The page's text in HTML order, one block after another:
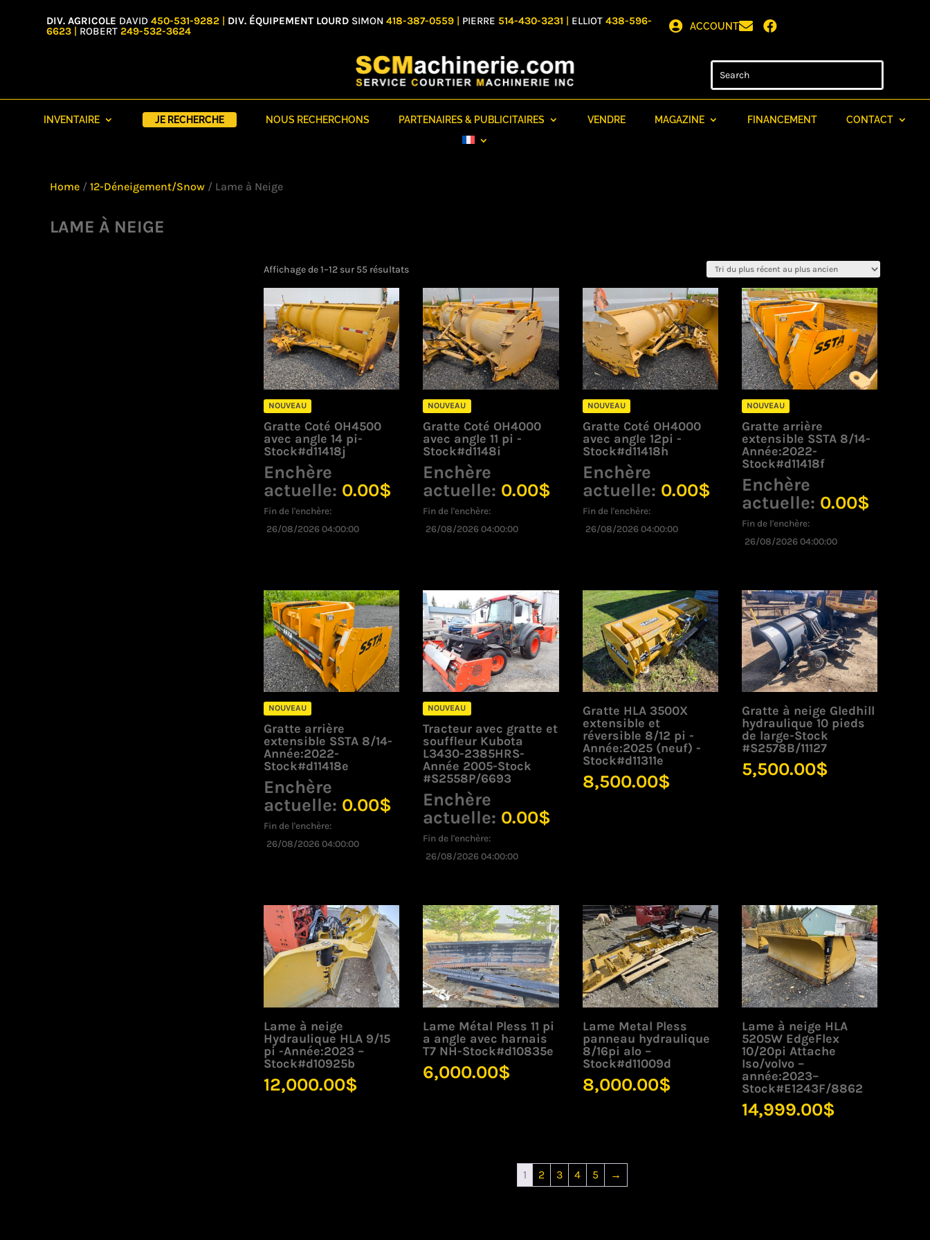
DIV. AGRICOLE DAVID 450-531-9282 DIV. ÉQUIPEMENT LOURD SIMON 418-387-0559 PIERRE 514-430-3231 ELLIOT 438-596-
6623
ROBERT 249-532-3624  ACCOUNT 
INVENTAIRE JE RECHERCHE NOUS RECHERCHONS PARTENAIRES & PUBLICITAIRES VENDRE MAGAZINE FINANCEMENT CONTACT
Home / 12-Déneigement/Snow / Lame à Neige
LAME À NEIGE
Affichage de 1–12 sur 55 résultatsTrié
plus
récent
plus
ancien
NOUVEAU
Gratte Coté OH4500
avec angle 14 pi-
Stock#d11418j
Enchère
actuelle: 0.00$
Fin de l'enchère:
26/08/2026 04:00:00
NOUVEAU
Gratte Coté OH4000
avec angle 11 pi -
Stock#d1148i
Enchère
actuelle: 0.00$
Fin de l'enchère:
26/08/2026 04:00:00
NOUVEAU
Gratte Coté OH4000
avec angle 12pi -
Stock#d11418h
Enchère
actuelle: 0.00$
Fin de l'enchère:
26/08/2026 04:00:00
NOUVEAU
Gratte arrière
extensible SSTA 8/14-
Année:2022-
Stock#d11418f
Enchère
actuelle: 0.00$
Fin de l'enchère:
26/08/2026 04:00:00
NOUVEAU
Gratte arrière
extensible SSTA 8/14-
Année:2022-
Stock#d11418e
Enchère
actuelle: 0.00$
Fin de l'enchère:
26/08/2026 04:00:00
NOUVEAU
Tracteur avec gratte et
souffleur Kubota
L3430-2385HRS-
Année 2005-Stock
#S2558P/6693
Enchère
actuelle: 0.00$
Fin de l'enchère:
26/08/2026 04:00:00
Gratte HLA 3500X
extensible et
réversible 8/12 pi -
Année:2025 (neuf) -
Stock#d11311e
8,500.00$
Gratte à neige Gledhill
hydraulique 10 pieds
de large-Stock
#S2578B/11127
5,500.00$
Lame à neige
Hydraulique HLA 9/15
pi -Année:2023 –
Stock#d10925b
12,000.00$
Lame Métal Pless 11 pi
a angle avec harnais
T7 NH-Stock#d10835e
6,000.00$
Lame Metal Pless
panneau hydraulique
8/16pi alo –
Stock#d11009d
8,000.00$
Lame à neige HLA
5205W EdgeFlex
10/20pi Attache
Iso/volvo –
année:2023–
Stock#E1243F/8862
14,999.00$
1 2 3 4 5 →